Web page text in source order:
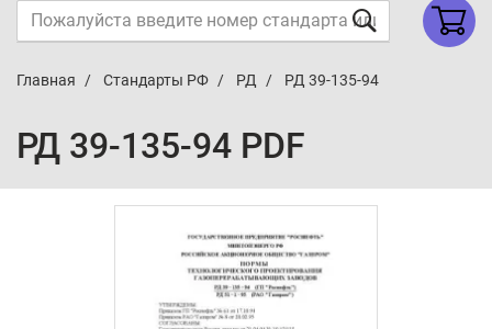
Главная Стандарты РФ РД РД 39-135-94
РД 39-135-94 PDF